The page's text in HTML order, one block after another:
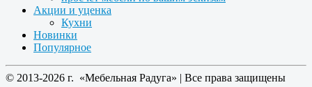
Акции и уценка
Кухни
Новинки
Популярное
© 2013-2026 г. «Мебельная Радуга» | Все права защищены